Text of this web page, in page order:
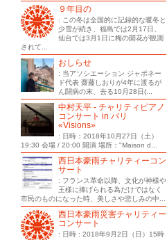
９年目の
: この冬は全国的に記録的な暖冬と
少雪が続き、福島では2月17日、
仙台では3月1日に梅の開花が観測
されて...
おしらせ
: 当アソシエーション ジャポネー
ド代表 齋藤しおりが4年に渡るが
ん闘病の末、去る10月28日(...
中村天平 - チャリティピアノ
コンサート in パリ
«Visions»
: 日時：2018年10月27日（土）
19:30 会場 / 20:00 開演 場所："Maison d...
西日本豪雨チャリティーコン
サート
: フランス革命以降、文化が神様や
王様に捧げられる為だけではなく
市民のものになった時、美しさや悲しみの中...
西日本豪雨災害チャリティー
コンサート
: 日時 : 2018年9月2日（日）15時